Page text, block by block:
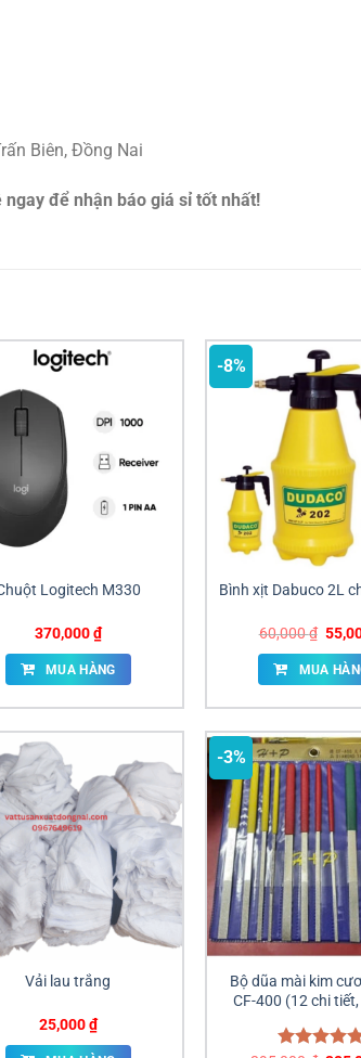
Biên, Đồng Nai
để nhận báo giá sỉ tốt nhất!
Logitech M330
370,000₫
MUA HÀNG
-8%
Bình xịt Dabuco 2L
60,000₫ Giá
là:
MUA
Vải lau trắng
25,000₫
-3%
Bộ dũa mài kim
CF-400 (12 chi